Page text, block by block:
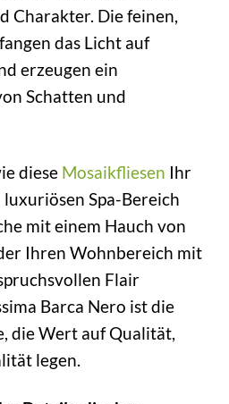
Charakter. Die feinen,
das Licht auf
erzeugen ein
Schatten und
diese Mosaikfliesen Ihr
Spa-Bereich
mit einem Hauch von
Ihren Wohnbereich mit
Flair
Barca Nero ist die
die Wert auf Qualität,
legen.